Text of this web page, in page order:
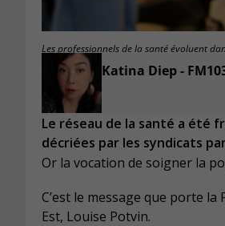
Les professionnels de la santé évoluent
Katina Diep -
Le réseau de la santé a été
décriées par les syndicats
Or la vocation de soigner la
C’est le message que porte
Est, Louise Potvin.